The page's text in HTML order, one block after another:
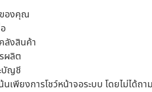
องคุณ
ลังสินค้า
ผลิต
บัญชี
น้นเพียงการโชว์หน้าจอระบบ โดยไม่